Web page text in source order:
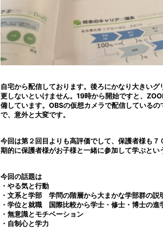
自宅から配信しております。後ろにかなり大きい
更しないといけません。19時から開始ですと、
備しています。OBSの仮想カメラで配信している
で、意外と大変です。
今回は第２回目よりも高評価でして、保護者様も
期的に保護者様がお子様と一緒に参加して学ぶとい
今回の話題は
・やる気と行動
・文系と学部 学問の階層から大まかな学部群の説
・学位と就職 国際比較から学士・修士・博士の進
・無意識とモチベーション
・自制心と学力